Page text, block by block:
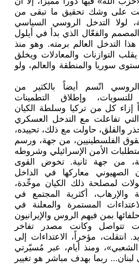
كانت على وشك تحقيق ما تبقى من
لولا التدخل الروسي السياسي
والفعّال الذي بدأ في أيلول
فاجأ هذا التدخل العالم برمته. وهو منذ
التوازنات والمعادلات ويخلق
سوريا والمنطقة والعالم، ولو
اتّسم أيضاً بالكثير من
وإطلاق التطمينات
كل من تركيا وسلطة الكيان
تفاعلت مع التدخل العسكري
والقلق، حاولت مع ذلك، تحييده،
الفلسطينيين، من جهة، ورسم
الأمن الإسرائيلي وشروطه
من جهة ثانية. تخوض القوى
الصهيوني معاركها في الداخل
لمصلحة ذلك الكيان موحِّدة،
والإرهاب، أكثرية المجتمع في
المستمرة والمعلنة في
بمن فيهم الروس والإيرانيون
تتواصل وكانت مصدر تفاخر
انتقلت، مؤخراً، الاعتداءات إلى
ومنذ أيام، عبر مُسيّرتي
لبنان... ربما بهدف مباشر هو تغيير